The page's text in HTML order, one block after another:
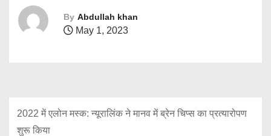
By Abdullah khan
May 1, 2023
2022 में एलोन मस्क: न्यूरालिंक ने मानव में ब्रेन चिप्स का प्रत्यारोपण
शुरू किया